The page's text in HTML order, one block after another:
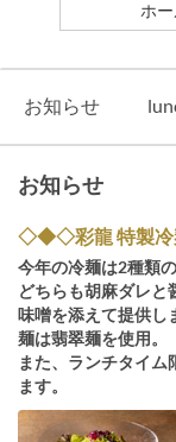
ホ
お知らせ
お知らせ
◇◆◇彩龍 特製
今年の冷麺は2種類
どちらも胡麻ダレと
味噌を添えて提供し
麺は翡翠麺を使用。
また、ランチタイム
ます。